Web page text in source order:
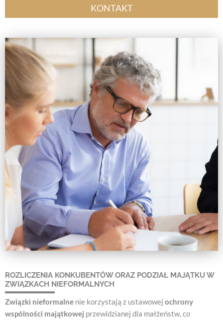
KONTAKT
ROZLICZENIA KONKUBENTÓW ORAZ PODZIAŁ MAJĄTKU W
ZWIĄZKACH NIEFORMALNYCH
Związki nieformalne nie korzystają z ustawowej ochrony
wspólności majątkowej przewidzianej dla małżeństw, co